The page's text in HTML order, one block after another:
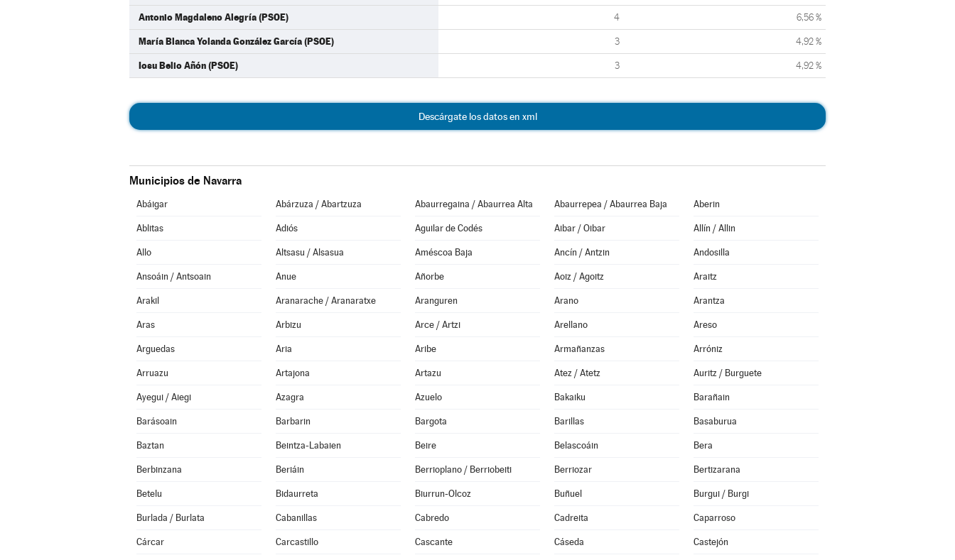
Antonio Magdaleno Alegría (PSOE) 4 6,56 %
María Blanca Yolanda González García (PSOE) 3 4,92 %
Iosu Belio Añón (PSOE) 3 4,92 %
Descárgate los datos en xml
Municipios de Navarra
Abáigar Abárzuza / Abartzuza Abaurregaina / Abaurrea Alta Abaurrepea / Abaurrea Baja Aberin
Ablitas Adiós Aguilar de Codés Aibar / Oibar Allín / Allin
Allo Altsasu / Alsasua Améscoa Baja Ancín / Antzin Andosilla
Ansoáin / Antsoain Anue Añorbe Aoiz / Agoitz Araitz
Arakil Aranarache / Aranaratxe Aranguren Arano Arantza
Aras Arbizu Arce / Artzi Arellano Areso
Arguedas Aria Aribe Armañanzas Arróniz
Arruazu Artajona Artazu Atez / Atetz Auritz / Burguete
Ayegui / Aiegi Azagra Azuelo Bakaiku Barañain
Barásoain Barbarin Bargota Barillas Basaburua
Baztan Beintza-Labaien Beire Belascoáin Bera
Berbinzana Beriáin Berrioplano / Berriobeiti Berriozar Bertizarana
Betelu Bidaurreta Biurrun-Olcoz Buñuel Burgui / Burgi
Burlada / Burlata Cabanillas Cabredo Cadreita Caparroso
Cárcar Carcastillo Cascante Cáseda Castejón